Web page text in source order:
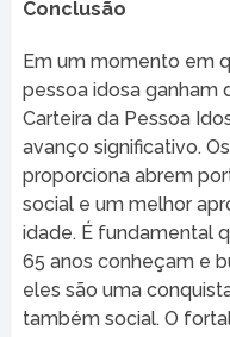
Conclusão
Em um momento em
pessoa idosa ganham
Carteira da Pessoa
avanço significativo.
proporciona abrem
social e um melhor
idade. É fundamental
65 anos conheçam e
eles são uma
também social. O